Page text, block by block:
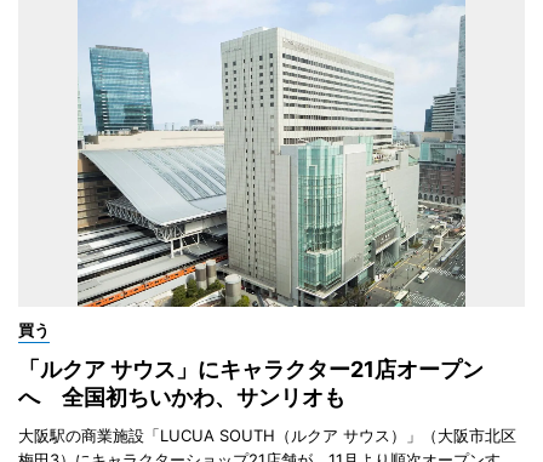
買う
「ルクア サウス」にキャラクター21店オープン
へ 全国初ちいかわ、サンリオも
大阪駅の商業施設「LUCUA SOUTH（ルクア サウス）」（大阪市北区